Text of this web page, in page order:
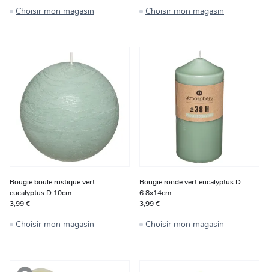
Choisir mon magasin Choisir mon magasin
Bougie boule rustique vert
eucalyptus D 10cm
3,99 €
Choisir mon magasin
Bougie ronde vert eucalyptus D
6.8x14cm
3,99 €
Choisir mon magasin